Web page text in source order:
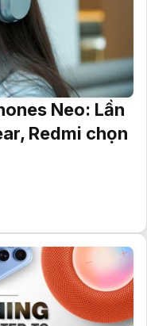
Neo: Lần
Redmi chọn